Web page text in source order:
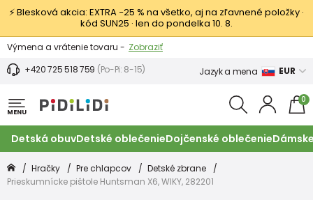
⚡ Blesková akcia: EXTRA −25 % na všetko, aj na zľavnené položky ·
kód SUN25 · len do pondelka 10. 8.
Výmena a vrátenie tovaru - Zobraziť
Zľava 3,80 EUR na prvý nákup - Podmienky
+420 725 518 759 (Po-Pi: 8-15) Jazyk a mena EUR
MENU
0
Detská obuvDetské oblečenieDojčenské oblečenie
Hračky Pre chlapcov
Detské zbrane
Prieskumnícke pištole Huntsman X6, WIKY, 282201